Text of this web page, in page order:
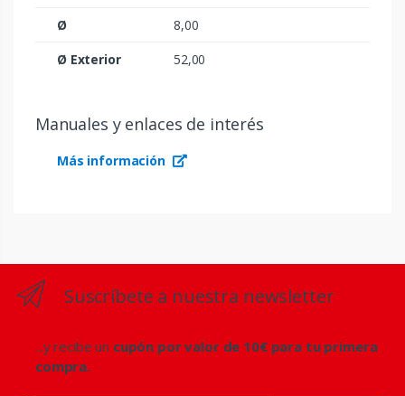
Ø
8,00
Ø Exterior
52,00
Manuales y enlaces de interés
Más información
Suscríbete a nuestra newsletter
...y recibe un cupón por valor de 10€ para tu primera
compra.